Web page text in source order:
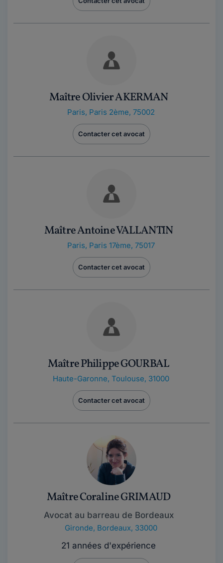
Maître Olivier AKERMAN
Paris, Paris 2ème, 75002
Contacter cet avocat
Maître Antoine VALLANTIN
Paris, Paris 17ème, 75017
Contacter cet avocat
Maître Philippe GOURBAL
Haute-Garonne, Toulouse, 31000
Contacter cet avocat
Maître Coraline GRIMAUD
Avocat au barreau de Bordeaux
Gironde, Bordeaux, 33000
21 années d'expérience